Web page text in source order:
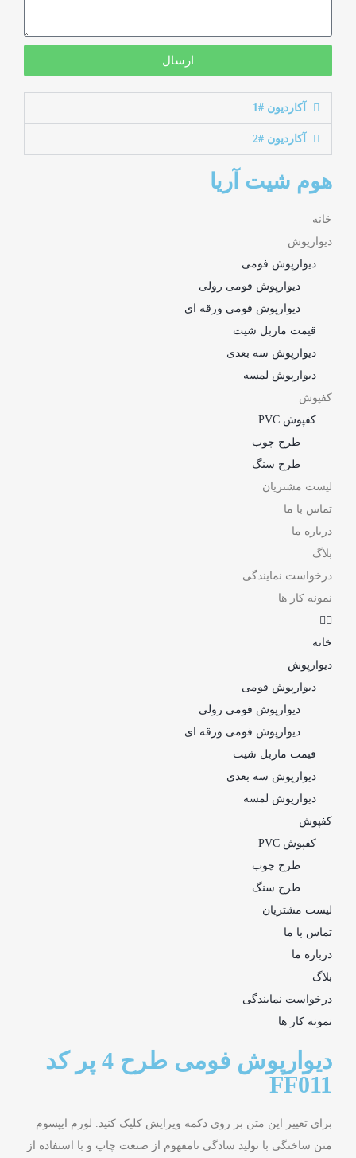
ارسال
آکاردیون #1
آکاردیون #2
هوم شیت آریا
خانه
دیوارپوش
دیوارپوش فومی
دیوارپوش فومی رولی
دیوارپوش فومی ورقه ای
قیمت ماربل شیت
دیوارپوش سه بعدی
دیوارپوش لمسه
کفپوش
کفپوش PVC
طرح چوب
طرح سنگ
لیست مشتریان
تماس با ما
درباره ما
بلاگ
درخواست نمایندگی
نمونه کار ها
خانه
دیوارپوش
دیوارپوش فومی
دیوارپوش فومی رولی
دیوارپوش فومی ورقه ای
قیمت ماربل شیت
دیوارپوش سه بعدی
دیوارپوش لمسه
کفپوش
کفپوش PVC
طرح چوب
طرح سنگ
لیست مشتریان
تماس با ما
درباره ما
بلاگ
درخواست نمایندگی
نمونه کار ها
دیوارپوش فومی طرح 4 پر کد
FF011
برای تغییر این متن بر روی دکمه ویرایش کلیک کنید. لورم ایپسوم
متن ساختگی با تولید سادگی نامفهوم از صنعت چاپ و با استفاده از